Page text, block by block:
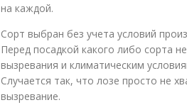
на каждой.
Сорт выбран без учета условий
Перед посадкой какого либо сорта
вызревания и климатическим
Случается так, что лозе просто не
вызревание.